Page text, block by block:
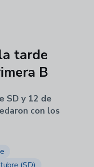
tarde
B
SD y 12 de
con los